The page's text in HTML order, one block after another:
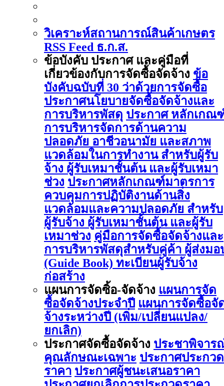
วิเคราะห์สถานการณ์สินค้าเกษตร
RSS Feed ธ.ก.ส.
ข้อบังคับ ประกาศ และคู่มือที่
เกี่ยวข้องกับการจัดซื้อจัดจ้าง ข้อ
บังคับฉบับที่ 30 ว่าด้วยการจัดซื้อ
ประกาศนโยบายจัดซื้อจัดจ้างและ
การบริหารพัสดุ ประกาศ หลักเกณ
การบริหารจัดการด้านความ
ปลอดภัย อาชีวอนามัย และสภาพ
แวดล้อมในการทำงาน สำหรับผู้รับ
จ้าง ผู้รับเหมาชั้นต้น และผู้รับเหมา
ช่วง ประกาศหลักเกณฑ์มาตรการ
ควบคุมการปฏิบัติงานด้านสิ่ง
แวดล้อมและความปลอดภัย สำหรับ
ผู้รับจ้าง ผู้รับเหมาชั้นต้น และผู้รับ
เหมาช่วง คู่มือการจัดซื้อจัดจ้างและ
การบริหารพัสดุสำหรับคู่ค้า ผู้ส่งมอ
(Guide Book) ทะเบียนผู้รับจ้าง
ก่อสร้าง
แผนการจัดซิ้อ-จัดจ้าง แผนการจัด
ซื้อจัดจ้างประจำปี แผนการจัดซื้อจั
จ้างระหว่างปี (เพิ่ม/เปลี่ยนแปลง/
ยกเลิก)
ประกาศจัดซื้อจัดจ้าง ประชาพิจาร
คุณลักษณะเฉพาะ ประกาศประกวด
ราคา ประกาศผู้ชนะเสนอราคา